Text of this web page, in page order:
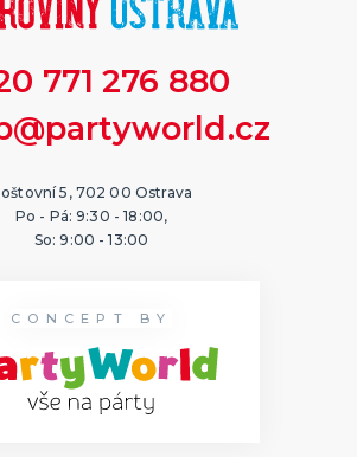
771 276 880
5, 702 00 Ostrava
Po - Pá: 9:30 - 18:00,
So: 9:00 - 13:00
CONCEPT BY